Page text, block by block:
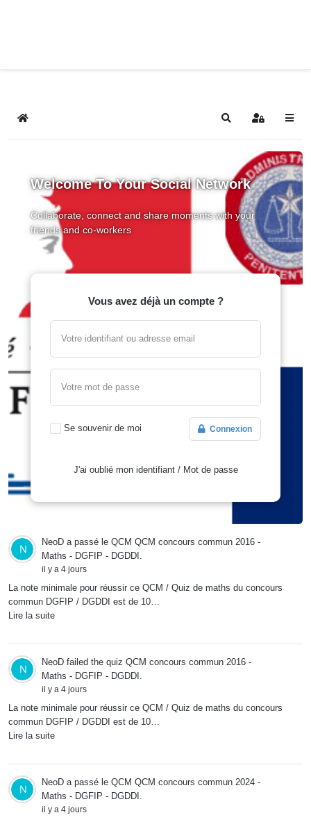
Home SearchSign In
Welcome To Your Social Network
Collaborate, connect and share moments with your
friends and co-workers
Vous avez déjà un compte ?
Votre identifiant ou adresse email
Votre mot de passe
Se souvenir de moi Connexion
J'ai oublié mon identifiant/ Mot de passe
NeoD a passé le QCM QCM concours commun 2016 -
Maths - DGFIP - DGDDI .
il y a 4 jours
La note minimale pour réussir ce QCM / Quiz de maths du concours
commun DGFIP / DGDDI est de 10…
Lire la suite
NeoD failed the quiz QCM concours commun 2016 -
Maths - DGFIP - DGDDI .
il y a 4 jours
La note minimale pour réussir ce QCM / Quiz de maths du concours
commun DGFIP / DGDDI est de 10…
Lire la suite
NeoD a passé le QCM QCM concours commun 2024 -
Maths - DGFIP - DGDDI .
il y a 4 jours